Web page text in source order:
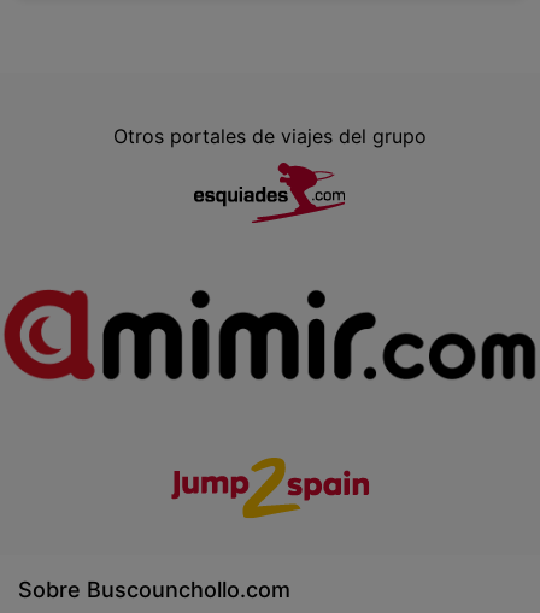
Otros portales de viajes del grupo
Sobre Buscounchollo.com